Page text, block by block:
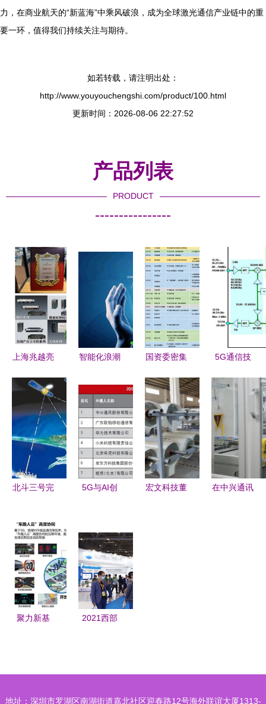
力，在商业航天的“新蓝海”中乘风破浪，成为全球激光通信产业链中的重
要一环，值得我们持续关注与期待。
如若转载，请注明出处：
http://www.youyouchengshi.com/product/100.html
更新时间：2026-08-06 22:27:52
产品列表
PRODUCT
----------------
上海兆越亮
CPEM智慧
风电大会，
共谋风电通
信新未来
智能化浪潮
发驱动制造
业新活力
国资委密集
术研发，核
心技术创新
迎来新契机
5G通信技
毫米波技术
如何实现比
4G快十
倍？
北斗三号完
国实力崛起
令西方惊
呼“太快了”
5G与AI创
走向世界舞
台
宏文科技董
在中兴通讯
聚力新基
2021西部
地址：深圳市罗湖区南湖街道嘉北社区迎春路12号海外联谊大厦1313-